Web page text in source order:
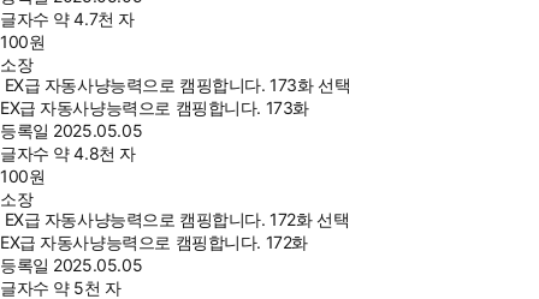
글자수 약 4.7천 자
100원
소장
EX급 자동사냥능력으로 캠핑합니다. 173화 선택
EX급 자동사냥능력으로 캠핑합니다. 173화
등록일 2025.05.05
글자수 약 4.8천 자
100원
소장
EX급 자동사냥능력으로 캠핑합니다. 172화 선택
EX급 자동사냥능력으로 캠핑합니다. 172화
등록일 2025.05.05
글자수 약 5천 자